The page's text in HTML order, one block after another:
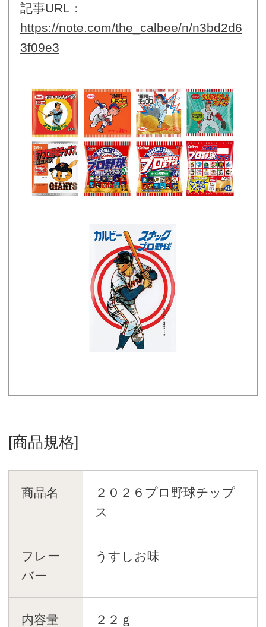
記事URL：
https://note.com/the_calbee/n/n3bd2d6
3f09e3
[商品規格]
商品名
２０２６プロ野球チップ
ス
フレー
バー
うすしお味
内容量 ２２ｇ